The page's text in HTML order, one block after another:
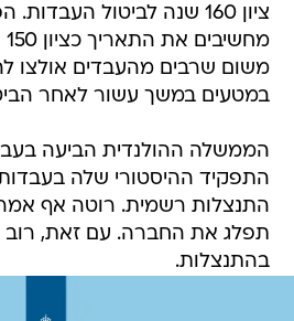
משום שרבים מהעבדים אולצו
במטעים במשך עשור לאחר
הממשלה ההולנדית הביעה
התנצלות רשמית. רוטה אף אמר
תפלג את החברה. עם זאת,
בהתנצלות.